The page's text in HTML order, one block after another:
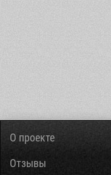
О проекте
Отзывы